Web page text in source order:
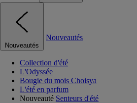
Nouveautés
Nouveautés
Collection d'été
L'Odyssée
Bougie du mois Choisya
L'été en parfum
Nouveauté Senteurs d'été